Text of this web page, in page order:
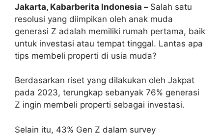
Jakarta, Kabarberita Indonesia – Salah satu
resolusi yang diimpikan oleh anak muda
generasi Z adalah memiliki rumah pertama, baik
untuk investasi atau tempat tinggal. Lantas apa
tips membeli properti di usia muda?
Berdasarkan riset yang dilakukan oleh Jakpat
pada 2023, terungkap sebanyak 76% generasi
Z ingin membeli properti sebagai investasi.
Selain itu, 43% Gen Z dalam survey